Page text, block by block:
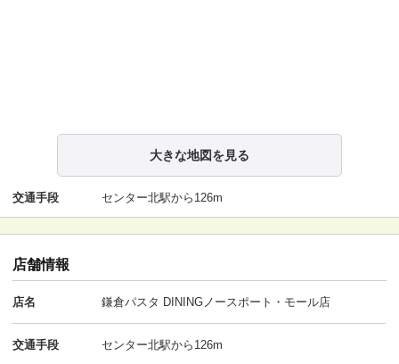
大きな地図を見る
交通手段 センター北駅から126m
店舗情報
店名 鎌倉パスタ DININGノースポート・モール店
交通手段 センター北駅から126m